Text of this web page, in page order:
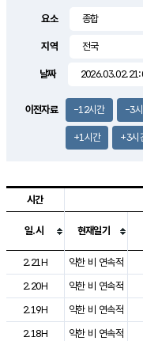
요소
지역
날짜
이전자료 -12시간 -3
+1시간 +3시
도시별 기상실황표로 지점
시간
일.시 현재일기
2.21H
약한 비 연속적
2.20H
약한 비 연속적
2.19H
약한 비 연속적
2.18H
약한 비 연속적